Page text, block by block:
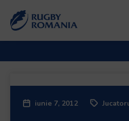
iunie 7, 2012